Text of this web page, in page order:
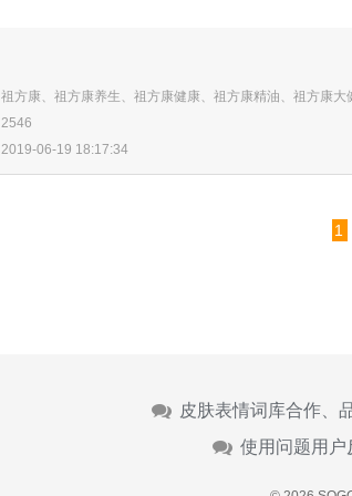
祖方康、祖方康养生、祖方康健康、祖方康精油、祖方康大
2546
2019-06-19 18:17:34
1
皮肤表情词库合作、
使用问题用户